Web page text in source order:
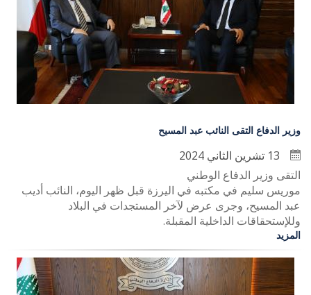
وزير الدفاع التقى النائب عبد المسيح
التقى وزير الدفاع الوطني
موريس سليم في مكتبه في اليرزة قبل ظهر اليوم، النائب أديب
عبد المسيح، وجرى عرض لآخر المستجدات في البلاد
وللإستحقاقات الداخلية المقبلة.
المزيد